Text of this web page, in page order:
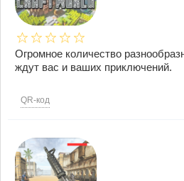
Огромное количество
ждут вас и ваших приключений.
QR-код